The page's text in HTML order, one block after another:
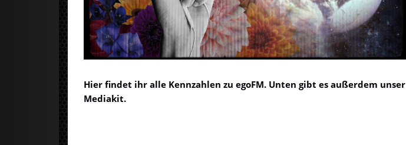
Hier findet ihr alle Kennzahlen zu egoFM. Unten gibt es außerdem unser
Mediakit.